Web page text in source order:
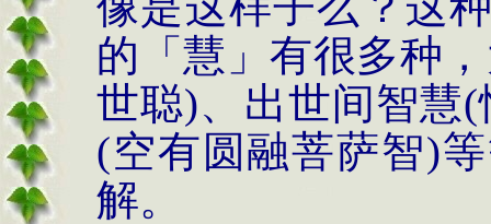
的「慧」有很多种
世聪)、出世间智慧(
(空有圆融菩萨智)
解。